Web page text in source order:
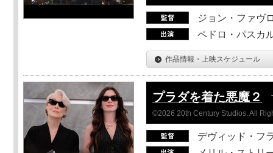
ジョン・ファヴ
ペドロ・パスカ
作品情報・上映スケジュール
プラダを着た悪魔２
©2026 20th Century Studios. All
デヴィッド・フ